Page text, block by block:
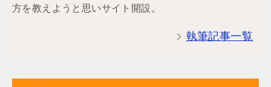
方を教えようと思いサイト開設。
執筆記事一覧